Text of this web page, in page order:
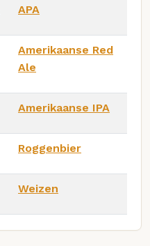
APA
Amerikaanse Red
Ale
Amerikaanse IPA
Roggenbier
Weizen